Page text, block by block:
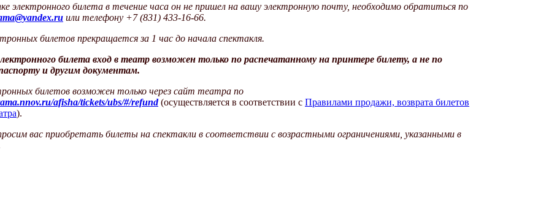
электронного билета в течение часа он не пришел на вашу электронную почту, необходимо обратиться по
или телефону +7 (831) 433-16-66.
билетов прекращается за 1 час до начала спектакля.
билета вход в театр возможен только по распечатанному на принтере билету, а не по
и другим документам.
билетов возможен только через сайт театра по
afisha/tickets/ubs/#/refund(осуществляется в соответствии с Правилами продажи, возврата билетов
).
вас приобретать билеты на спектакли в соответствии с возрастными ограничениями, указанными в